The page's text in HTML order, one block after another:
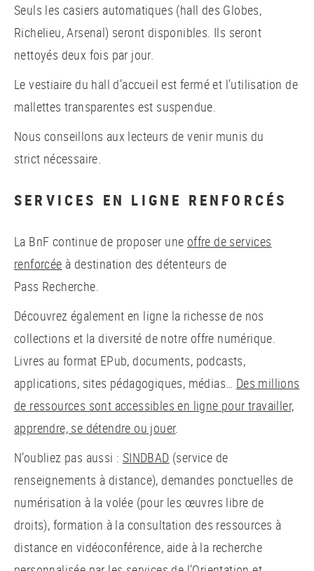
Seuls les casiers automatiques (hall des Globes,
Richelieu, Arsenal) seront disponibles. Ils seront
nettoyés deux fois par jour.
Le vestiaire du hall d’accueil est fermé et l’utilisation de
mallettes transparentes est suspendue.
Nous conseillons aux lecteurs de venir munis du
strict nécessaire.
SERVICES EN LIGNE RENFORCÉS
La BnF continue de proposer une offre de services
renforcée à destination des détenteurs de
Pass Recherche.
Découvrez également en ligne la richesse de nos
collections et la diversité de notre offre numérique.
Livres au format EPub, documents, podcasts,
applications, sites pédagogiques, médias… Des millions
de ressources sont accessibles en ligne pour travailler,
apprendre, se détendre ou jouer.
N’oubliez pas aussi : SINDBAD (service de
renseignements à distance), demandes ponctuelles de
numérisation à la volée (pour les œuvres libre de
droits), formation à la consultation des ressources à
distance en vidéoconférence, aide à la recherche